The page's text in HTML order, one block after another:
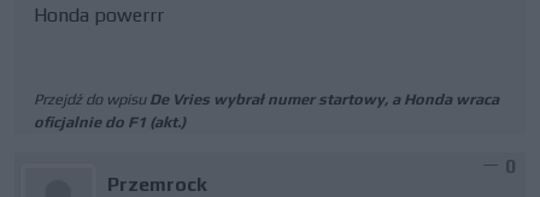
Honda powerrr
Przejdź do wpisu De Vries wybrał numer startowy, a Honda wraca
oficjalnie do F1 (akt.)
Przemrock
0